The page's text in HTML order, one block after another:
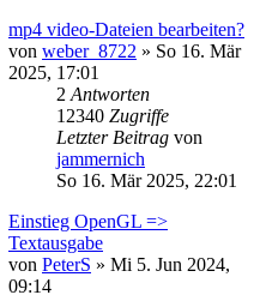
mp4 video-Dateien bearbeiten?
von weber_8722 » So 16. Mär
2025, 17:01
2 Antworten
12340 Zugriffe
Letzter Beitrag von
jammernich
So 16. Mär 2025, 22:01
Einstieg OpenGL =>
Textausgabe
von PeterS » Mi 5. Jun 2024,
09:14